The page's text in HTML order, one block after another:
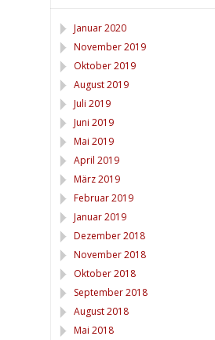
Januar 2020
November 2019
Oktober 2019
August 2019
Juli 2019
Juni 2019
Mai 2019
April 2019
März 2019
Februar 2019
Januar 2019
Dezember 2018
November 2018
Oktober 2018
September 2018
August 2018
Mai 2018